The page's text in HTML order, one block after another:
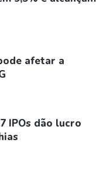
afetar a
IPOs dão lucro